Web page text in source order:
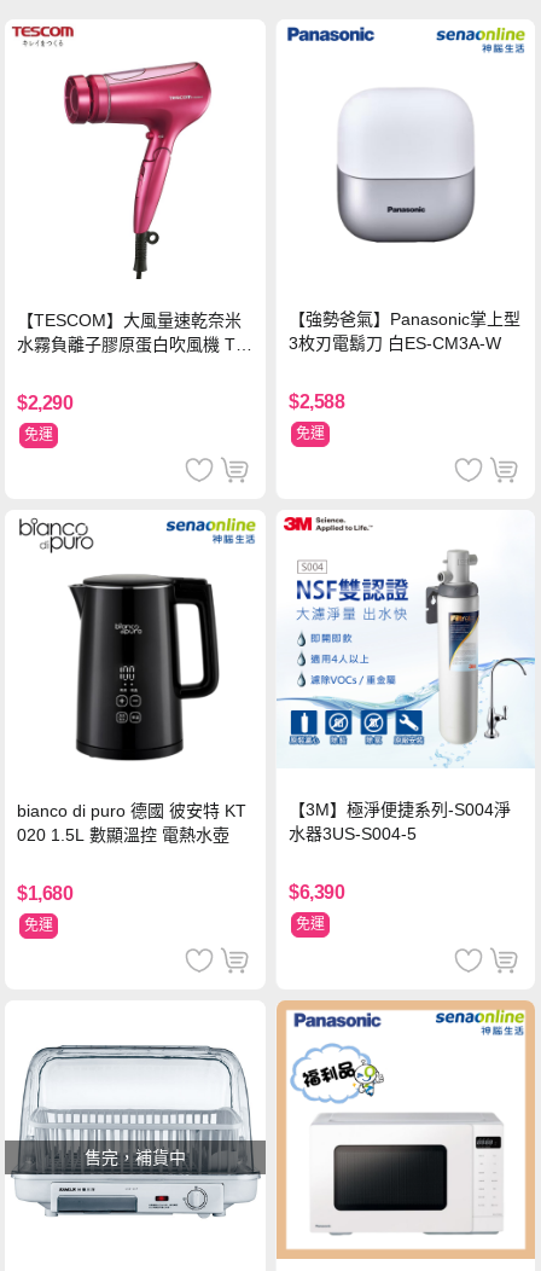
【TESCOM】大風量速乾奈米
水霧負離子膠原蛋白吹風機 TC
W
$2,290
免運
【強勢爸氣】Panasonic掌上型
3枚刃電鬍刀 白ES-CM3A-W
$2,588
免運
bianco di puro 德國 彼安特 KT
020 1.5L 數顯溫控 電熱水壺
$1,680
免運
【3M】極淨便捷系列-S004淨
水器3US-S004-5
$6,390
免運
售完，補貨中